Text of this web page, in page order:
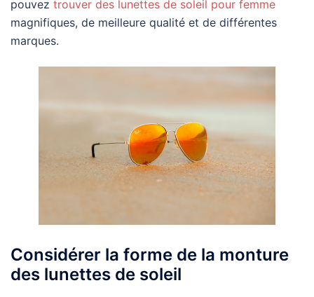
pouvez trouver des lunettes de soleil pour femme
magnifiques, de meilleure qualité et de différentes
marques.
Considérer la forme de la monture
des lunettes de soleil